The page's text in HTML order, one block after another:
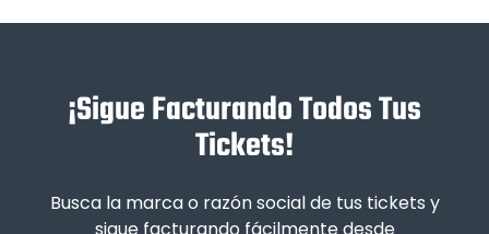
¡Sigue Facturando Todos Tus
Tickets!
Busca la marca o razón social de tus tickets y
sigue facturando fácilmente desde